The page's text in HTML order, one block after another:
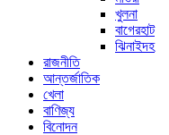
খুলনা
বাগেরহাট
ঝিনাইদহ
রাজনীতি
আন্তর্জাতিক
খেলা
বাণিজ্য
বিনোদন